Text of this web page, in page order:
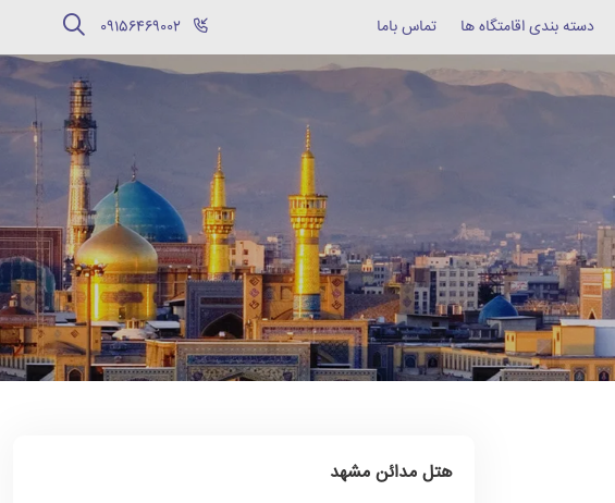
دسته بندی اقامتگاه ها تماس باما
هتل مدائن مشهد